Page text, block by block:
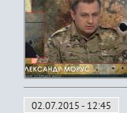
02.07.2015 - 12:45